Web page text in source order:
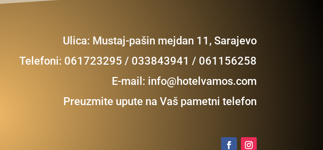
Ulica: Mustaj-pašin mejdan 11, Sarajevo
Telefoni: 061723295 / 033843941 / 061156258
E-mail: info@hotelvamos.com
Preuzmite upute na Vaš pametni telefon